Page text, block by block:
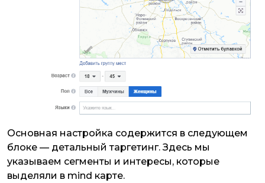
Основная настройка содержится в следующем
блоке — детальный таргетинг. Здесь мы
указываем сегменты и интересы, которые
выделяли в mind карте.